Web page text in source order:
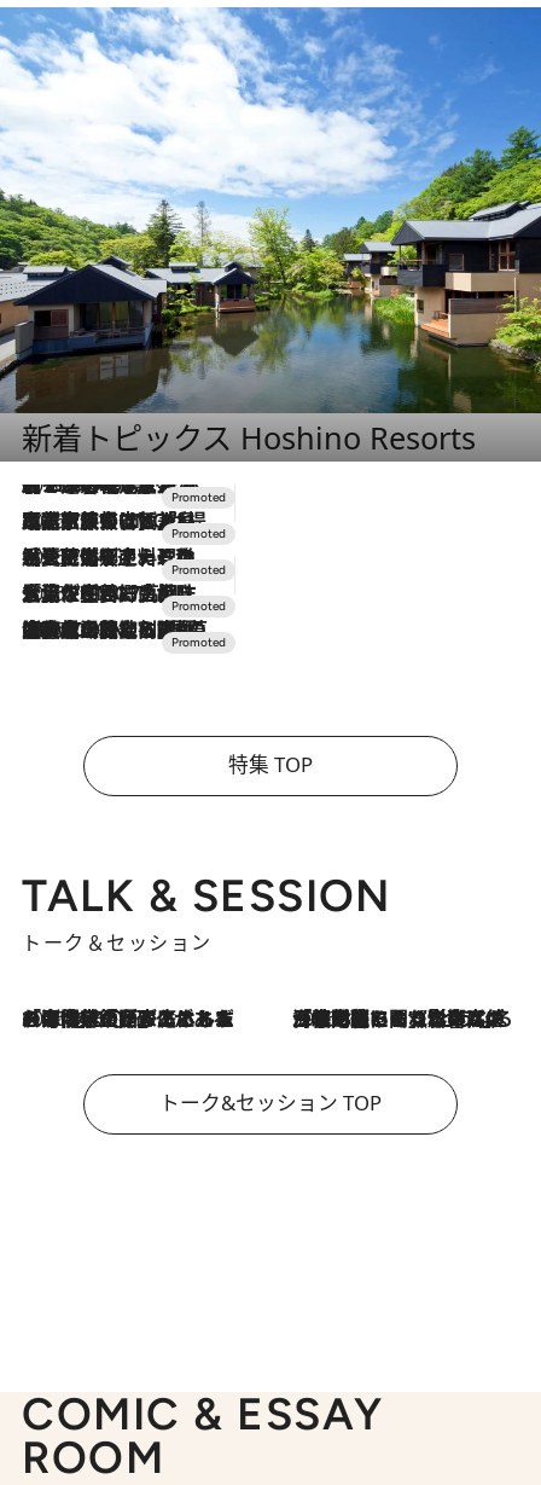
新着トピックス Hoshino Resorts
2026.8.7
【トンボの足水浴】ヒノキの香りに包まれて涼感マックス！約13℃の湧水かけ流しを避暑地「星野温泉 トンボの湯」で体験
2026.7.31
【ホテル帰省】という選択肢をOMOが提案。家族とほどよい距離を保つには「昼は実家、夜は気兼ねなくホテルで！」
2026.7.24
【夏限定ディナーコース】旬を迎える稚鮎や花ズッキーニなどをイタリア・トスカーナの郷土料理の手法で満喫！
2026.7.17
「土佐和ハーブかき氷」がOMO7高知に登場！生姜、山椒、大葉など目にも舌にも涼を呼ぶ郷土の味
2026.7.10
NEW OPEN！【界 草津】名湯の地に誕生。趣の異なる2種の温泉と上州ならではの会席・蕎麦割烹など美食を味わう究極の癒やし旅
特集 TOP
TALK & SESSION
トーク＆セッション
2026.8.3
「今後値上げがあるとすれば…」「リスクがあるのは今年の冬」エネルギー専門家が語る、ホルムズ海峡封鎖が家庭にもたらす“ある心配” 2026.8.3
「住宅建てられない…」「サーチャージ料の高値が続いている」ホルムズ海峡封鎖による影響はいつまで続く？《エネルギー専門家に聞く“どうなる日本の暮らし”》
トーク&セッション TOP
COMIC & ESSAY
ROOM